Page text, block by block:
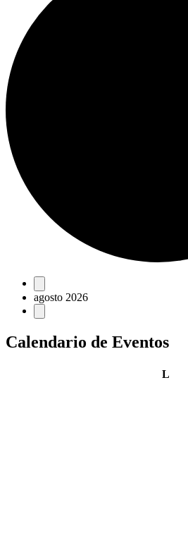
Eventos
agosto 2026
Calendario de Eventos
Llunes